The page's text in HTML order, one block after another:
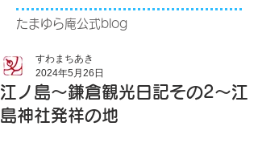
たまゆら庵公式blog
江ノ島〜鎌倉観光日記その2〜江
島神社発祥の地
すわまちあき
2024年5月26日